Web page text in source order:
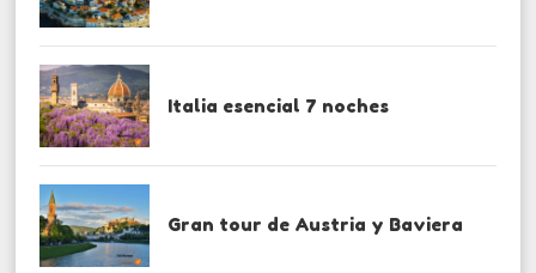
Italia esencial 7 noches
Gran tour de Austria y Baviera